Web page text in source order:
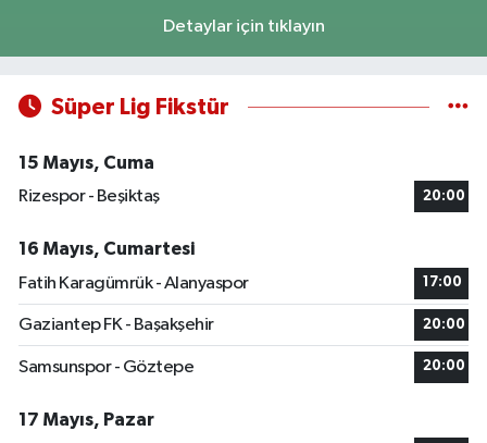
Detaylar için tıklayın
Süper Lig Fikstür
15 Mayıs, Cuma
Rizespor - Beşiktaş
20:00
16 Mayıs, Cumartesi
Fatih Karagümrük - Alanyaspor
17:00
Gaziantep FK - Başakşehir 20:00
Samsunspor - Göztepe 20:00
17 Mayıs, Pazar